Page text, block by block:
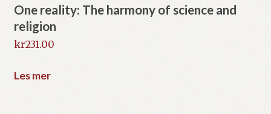
One reality: The harmony of science and
religion
kr231.00
Les mer